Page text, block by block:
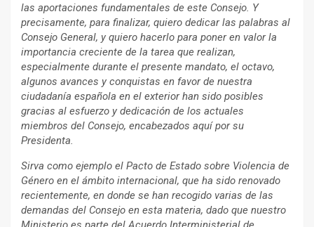
las aportaciones fundamentales de este Consejo. Y
precisamente, para finalizar, quiero dedicar las palabras al
Consejo General, y quiero hacerlo para poner en valor la
importancia creciente de la tarea que realizan,
especialmente durante el presente mandato, el octavo,
algunos avances y conquistas en favor de nuestra
ciudadanía española en el exterior han sido posibles
gracias al esfuerzo y dedicación de los actuales
miembros del Consejo, encabezados aquí por su
Presidenta.
Sirva como ejemplo el Pacto de Estado sobre Violencia de
Género en el ámbito internacional, que ha sido renovado
recientemente, en donde se han recogido varias de las
demandas del Consejo en esta materia, dado que nuestro